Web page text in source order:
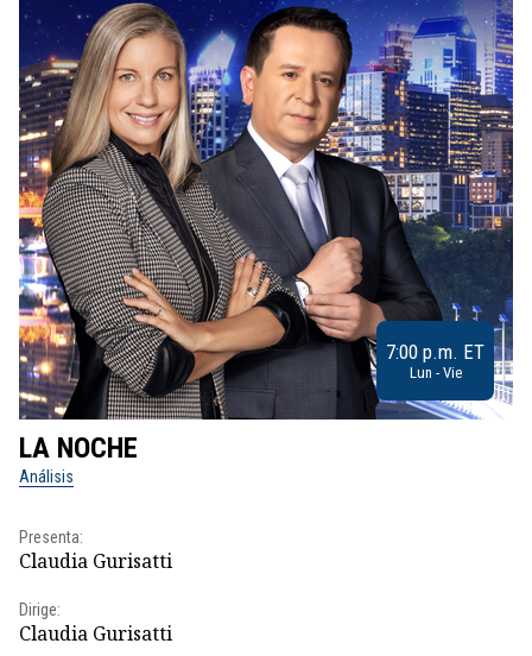
7:00 p.m. ET
Lun - Vie
LA NOCHE
Análisis
Presenta:
Claudia Gurisatti
Dirige:
Claudia Gurisatti